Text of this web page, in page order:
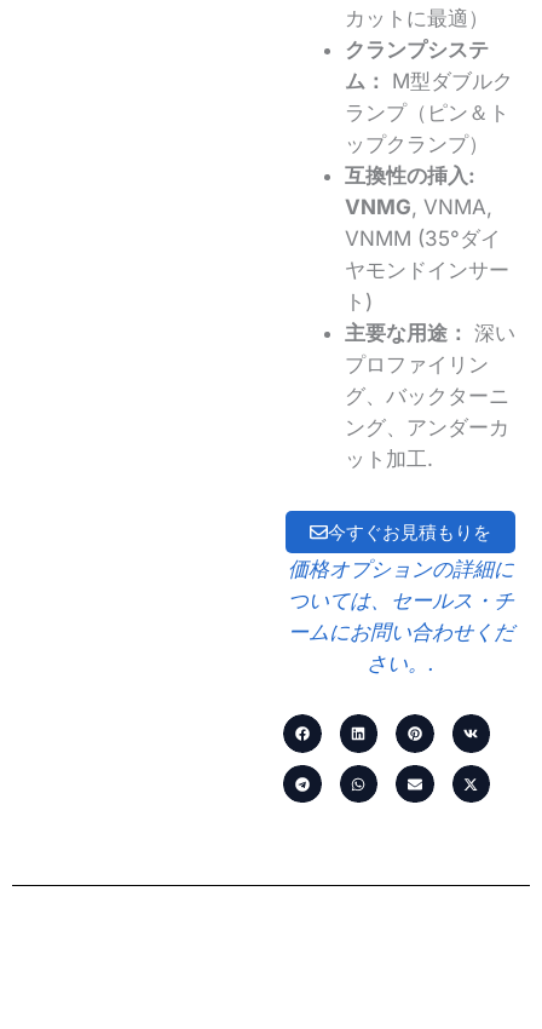
カットに最適）
クランプシステ
ム：
M型ダブルク
ランプ（ピン＆ト
ップクランプ）
互換性の挿入:
VNMG, VNMA,
VNMM (35°ダイ
ヤモンドインサー
ト)
主要な用途： 深い
プロファイリン
グ、バックターニ
ング、アンダーカ
ット加工.
今すぐお見積もりを
価格オプションの詳細に
ついては、セールス・チ
ームにお問い合わせくだ
さい。.